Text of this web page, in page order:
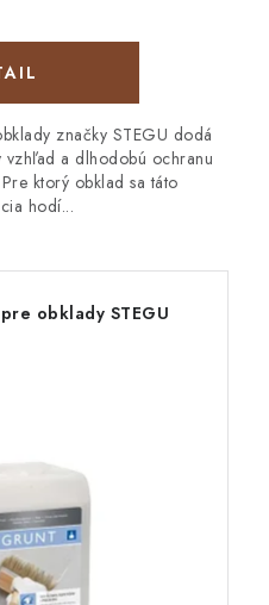
značky STEGU dodá
vzhľad a dlhodobú ochranu
ktorý obklad sa táto
hodí...
obklady STEGU